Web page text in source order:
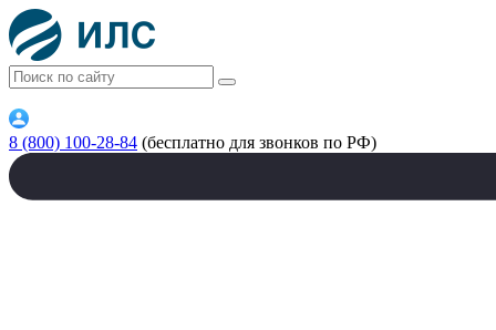
8 (800) 100-28-84 (бесплатно для звонков по РФ)